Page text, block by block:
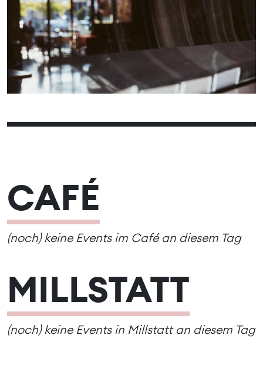
01 02 03 04 05
06
07
08 09 10 11 12
13
14
15 16 17 18 19
20
21
22 23 24 25 26
27
CAFÉ
(noch) keine Events im Café an diesem Tag
MILLSTATT
(noch) keine Events in Millstatt an diesem Tag